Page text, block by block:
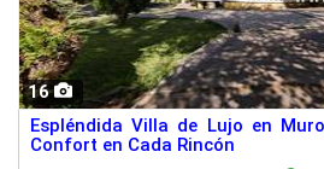
16
Espléndida Villa de Lujo en
Confort en Cada Rincón